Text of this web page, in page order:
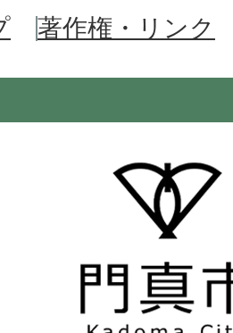
著作権・リンク
市
Kadoma